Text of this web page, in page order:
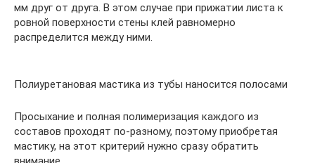
мм друг от друга. В этом случае при прижатии листа к
ровной поверхности стены клей равномерно
распределится между ними.
Полиуретановая мастика из тубы наносится полосами
Просыхание и полная полимеризация каждого из
составов проходят по-разному, поэтому приобретая
мастику, на этот критерий нужно сразу обратить